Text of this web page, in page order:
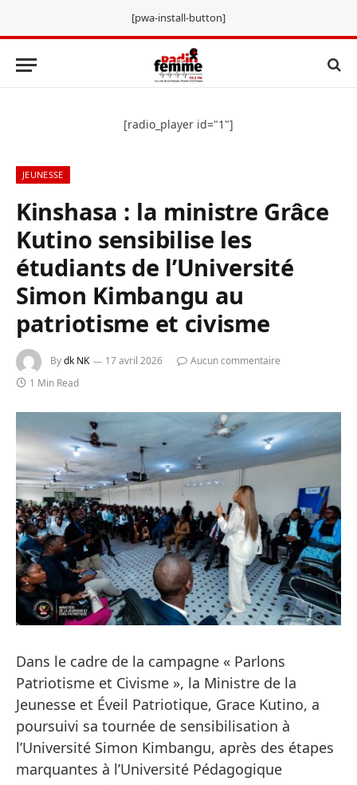
[pwa-install-button]
[radio_player id="1"]
JEUNESSE
Kinshasa : la ministre Grâce
Kutino sensibilise les
étudiants de l’Université
Simon Kimbangu au
patriotisme et civisme
Bydk NK 17 avril 2026
Aucun commentaire
1 Min Read
Dans le cadre de la campagne « Parlons
Patriotisme et Civisme », la Ministre de la
Jeunesse et Éveil Patriotique, Grace Kutino, a
poursuivi sa tournée de sensibilisation à
l’Université Simon Kimbangu, après des étapes
marquantes à l’Université Pédagogique